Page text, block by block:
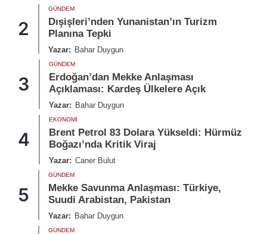
2
GÜNDEM
Dışişleri’nden Yunanistan’ın Turizm
Planına Tepki
Yazar: Bahar Duygun
3
GÜNDEM
Erdoğan’dan Mekke Anlaşması
Açıklaması: Kardeş Ülkelere Açık
Yazar: Bahar Duygun
4
EKONOMI
Brent Petrol 83 Dolara Yükseldi: Hürmüz
Boğazı’nda Kritik Viraj
Yazar: Caner Bulut
5
GÜNDEM
Mekke Savunma Anlaşması: Türkiye,
Suudi Arabistan, Pakistan
Yazar: Bahar Duygun
GÜNDEM